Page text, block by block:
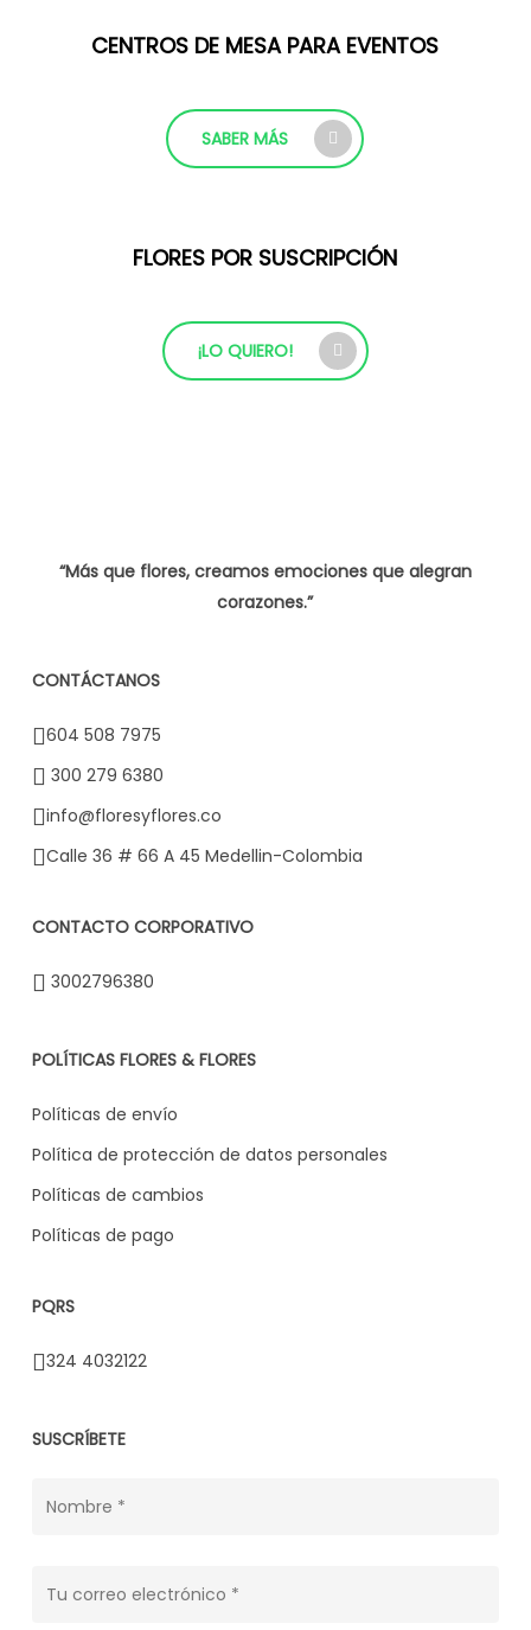
CENTROS DE MESA PARA EVENTOS
SABER MÁS
FLORES POR SUSCRIPCIÓN
¡LO QUIERO!
“Más que flores, creamos emociones que alegran
corazones.”
CONTÁCTANOS
604 508 7975
300 279 6380
info@floresyflores.co
Calle 36 # 66 A 45 Medellin-Colombia
CONTACTO CORPORATIVO
3002796380
POLÍTICAS FLORES & FLORES
Políticas de envío
Política de protección de datos personales
Políticas de cambios
Políticas de pago
PQRS
324 4032122
SUSCRÍBETE